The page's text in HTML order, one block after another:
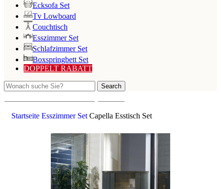
Ecksofa Set
Tv Lowboard
Couchtisch
Esszimmer Set
Schlafzimmer Set
Boxspringbett Set
DOPPELT RABATT
Search
Startseite Esszimmer Set Capella Esstisch Set